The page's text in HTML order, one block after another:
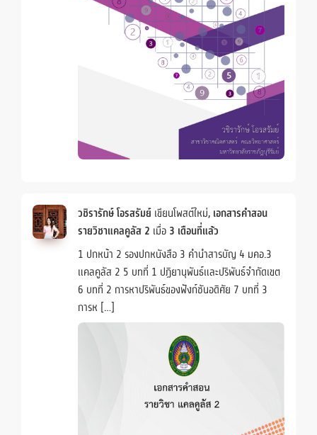
วชิรารักษ์ โอรสรัมย์ เขียนโพสต์ใหม่, เอกสารคำสอน
รายวิชาแคลคูลัส 2 เมื่อ 3 เดือนที่แล้ว
1 ปกหน้า 2 รองปกหนังสือ 3 คำนำสารบัญ 4 มคอ.3
แคลคูลัส 2 5 บทที่ 1 ปฏิยานุพันธ์และปริพันธ์จำกัดเขต
6 บทที่ 2 การหาปริพันธ์ของฟังก์ชันอดิศัย 7 บทที่ 3
การห […]